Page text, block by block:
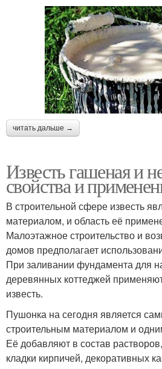
читать дальше →
Известь гашеная и
свойства и
В строительной сфере известь
материалом, и область её
Малоэтажное строительство и
домов предполагает
При заливании фундамента для
деревянных коттеджей
известь.
Пушонка на сегодня является
строительным материалом и
Её добавляют в состав
кладки кирпичей, декоративных